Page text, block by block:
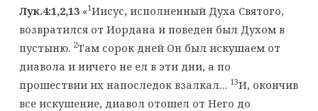
Лук.4:1,2,13«1Иисус, исполненный Духа Святого,
возвратился от Иордана и поведен был Духом в
пустыню. 2Там сорок дней Он был искушаем от
диавола и ничего не ел в эти дни, а по
прошествии их напоследок взалкал… 13И, окончив
все искушение, диавол отошел от Него до